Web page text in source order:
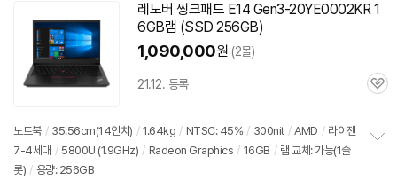
레노버 씽크패드 E14 Gen3-20YE0002KR 1
6GB램 (SSD 256GB)
1,090,000원 (2몰)
21.12. 등록
관
노트북 / 35.56cm(14인치) / 1.64kg / NTSC: 45% / 300nit / AMD / 라이젠
7-4세대 / 5800U (1.9GHz) / Radeon Graphics / 16GB / 램 교체: 가능(1슬
롯) / 용량: 256GB